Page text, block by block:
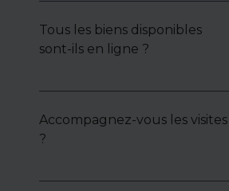
pour accéder à une liste de
biens ciblés.
Tous les biens disponibles
sont-ils en ligne ?
toute confidentialité :
contactez-nous pour y
Accompagnez-vous les visites
?
visites, analysons chaque bien